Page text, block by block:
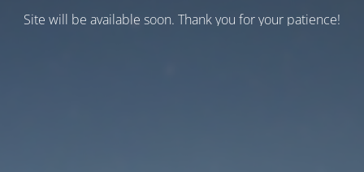
Site will be available soon. Thank you for your patience!